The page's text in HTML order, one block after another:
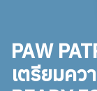
PAW
เตรียมคว